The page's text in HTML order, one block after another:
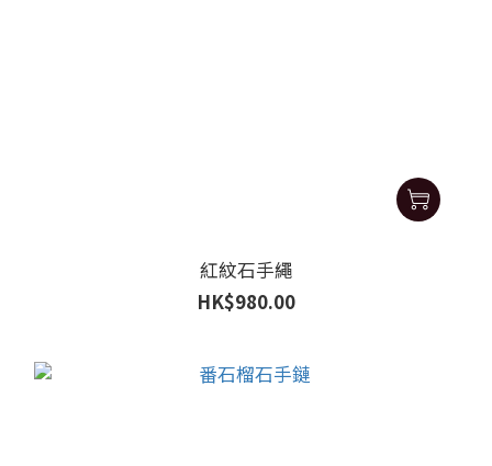
紅紋石手繩
HK$980.00